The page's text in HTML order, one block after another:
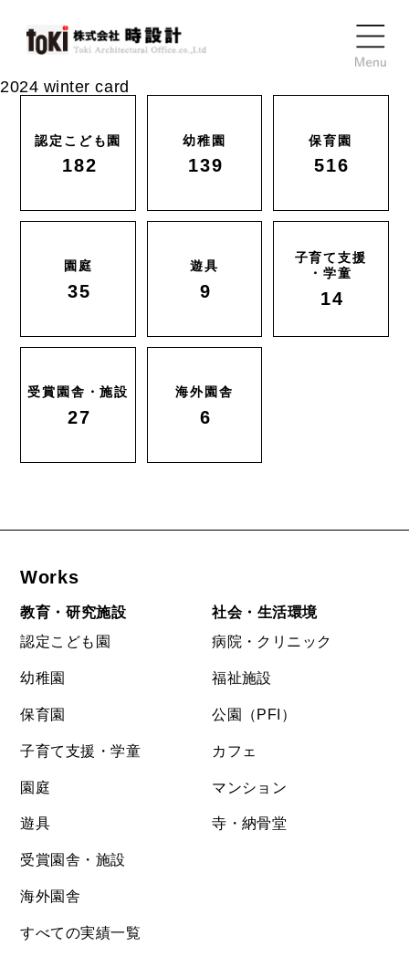
2024 winter card
認定こども園
182
幼稚園
139
保育園
516
園庭
35
遊具
9
子育て支援
・学童
14
受賞園舎・施設
27
海外園舎
6
Works
教育・研究施設
認定こども園
幼稚園
保育園
子育て支援・学童
園庭
遊具
受賞園舎・施設
海外園舎
すべての実績一覧
社会・生活環境
病院・クリニック
福祉施設
公園（PFI）
カフェ
マンション
寺・納骨堂